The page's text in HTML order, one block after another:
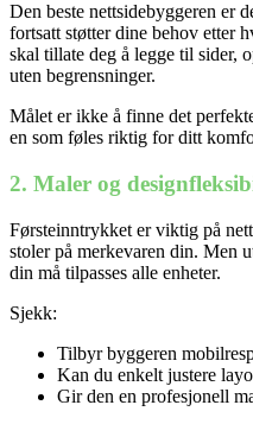
Den beste nettsidebyggeren er
fortsatt støtter dine behov etter
skal tillate deg å legge til sider,
uten begrensninger.
Målet er ikke å finne det
en som føles riktig for ditt
2. Maler og
Førsteinntrykket er viktig på
stoler på merkevaren din. Men
din må tilpasses alle enheter.
Sjekk:
Tilbyr byggeren
Kan du enkelt justere
Gir den en profesjonell